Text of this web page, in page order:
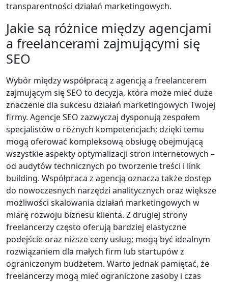
transparentności działań marketingowych.
Jakie są różnice między agencjami
a freelancerami zajmującymi się
SEO
Wybór między współpracą z agencją a freelancerem
zajmującym się SEO to decyzja, która może mieć duże
znaczenie dla sukcesu działań marketingowych Twojej
firmy. Agencje SEO zazwyczaj dysponują zespołem
specjalistów o różnych kompetencjach; dzięki temu
mogą oferować kompleksową obsługę obejmującą
wszystkie aspekty optymalizacji stron internetowych –
od audytów technicznych po tworzenie treści i link
building. Współpraca z agencją oznacza także dostęp
do nowoczesnych narzędzi analitycznych oraz większe
możliwości skalowania działań marketingowych w
miarę rozwoju biznesu klienta. Z drugiej strony
freelancerzy często oferują bardziej elastyczne
podejście oraz niższe ceny usług; mogą być idealnym
rozwiązaniem dla małych firm lub startupów z
ograniczonym budżetem. Warto jednak pamiętać, że
freelancerzy mogą mieć ograniczone zasoby i czas